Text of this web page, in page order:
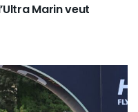
Marin veut